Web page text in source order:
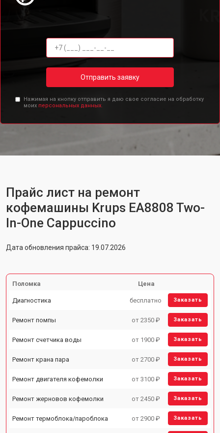
Отправить заявку
Нажимая на кнопку отправить я даю свое согласие на обработку
моих персональных данных.
Прайс лист на ремонт
кофемашины Krups EA8808 Two-
In-One Cappuccino
Дата обновления прайса: 19.07.2026
Поломка Цена
Диагностика бесплатно Заказать
Ремонт помпы от 2350 ₽ Заказать
Ремонт счетчика воды от 1900 ₽ Заказать
Ремонт крана пара от 2700 ₽ Заказать
Ремонт двигателя кофемолки от 3100 ₽ Заказать
Ремонт жерновов кофемолки от 2450 ₽ Заказать
Ремонт термоблока/пароблока от 2900 ₽ Заказать